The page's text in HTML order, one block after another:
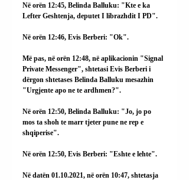
Në orën 12:45, Belinda Balluku: "Kte e ka
Lefter Geshtenja, deputet I librazhdit I PD".
Në orën 12:46, Evis Berberi: "Ok".
Më pas, në orën 12:48, në aplikacionin "Signal
Private Messenger", shtetasi Evis Berberi i
dërgon shtetases Belinda Balluku mesazhin
"Urgjente apo ne te ardhmen?".
Në orën 12:50, Belinda Balluku: "Jo, jo po
mos ta shoh te marr tjeter pune ne rep e
shqiperise".
Në orën 12:50, Evis Berberi: "Eshte e lehte".
Në datën 01.10.2021, në orën 10:47, shtetasja